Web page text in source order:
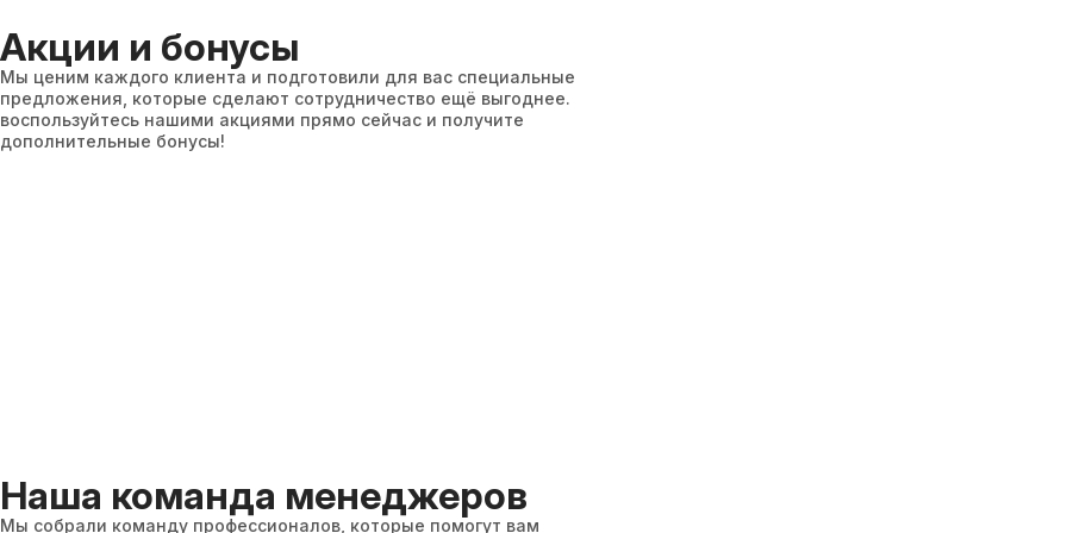
Акции и бонусы
Мы ценим каждого клиента и подготовили для вас специальные
предложения, которые сделают сотрудничество ещё выгоднее.
воспользуйтесь нашими акциями прямо сейчас и получите
дополнительные бонусы!
Наша команда менеджеров
Мы собрали команду профессионалов, которые помогут вам